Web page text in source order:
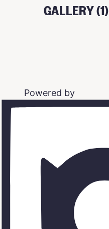
GALLERY (1)
Powered by